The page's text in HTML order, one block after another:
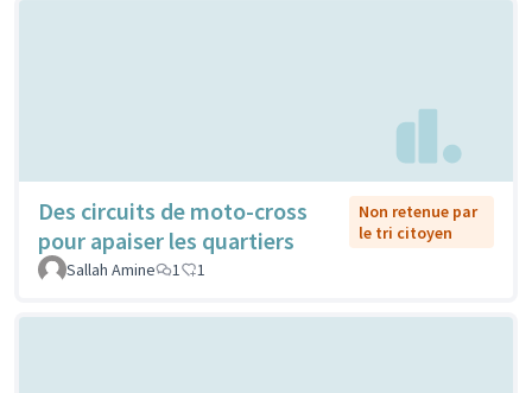
Des circuits de moto-cross
pour apaiser les quartiers
Non retenue par
le tri citoyen
Sallah Amine
1 1